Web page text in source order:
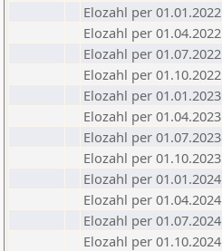
Elozahl per 01.01.2022
Elozahl per 01.04.2022
Elozahl per 01.07.2022
Elozahl per 01.10.2022
Elozahl per 01.01.2023
Elozahl per 01.04.2023
Elozahl per 01.07.2023
Elozahl per 01.10.2023
Elozahl per 01.01.2024
Elozahl per 01.04.2024
Elozahl per 01.07.2024
Elozahl per 01.10.2024